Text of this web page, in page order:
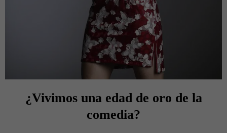
¿Vivimos una edad de oro de la
comedia?